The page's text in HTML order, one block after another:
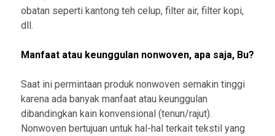
obatan seperti kantong teh celup, filter air, filter kopi,
dll.
Manfaat atau keunggulan nonwoven, apa saja, Bu?
Saat ini permintaan produk nonwoven semakin tinggi
karena ada banyak manfaat atau keunggulan
dibandingkan kain konvensional (tenun/rajut).
Nonwoven bertujuan untuk hal-hal terkait tekstil yang